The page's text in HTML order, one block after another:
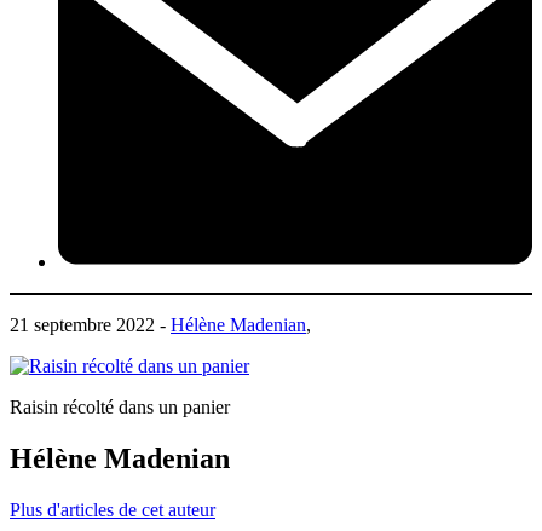
21 septembre 2022 - Hélène Madenian,
Raisin récolté dans un panier
Hélène Madenian
Plus d'articles de cet auteur